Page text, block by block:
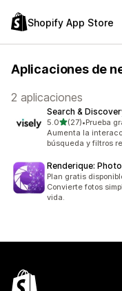
Shopify App Store
Aplicaciones de
2 aplicaciones
Search &
5.0de 5 estrellas
(27)
27 reseñas en total
•Prueba
Aumenta la
búsqueda y filtros
Renderique:
Plan gratis
Convierte fotos
vida.